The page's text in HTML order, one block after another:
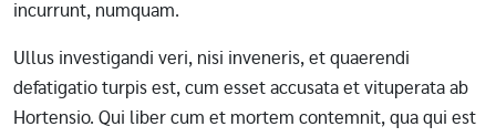
incurrunt, numquam.
Ullus investigandi veri, nisi inveneris, et quaerendi
defatigatio turpis est, cum esset accusata et vituperata ab
Hortensio. Qui liber cum et mortem contemnit, qua qui est